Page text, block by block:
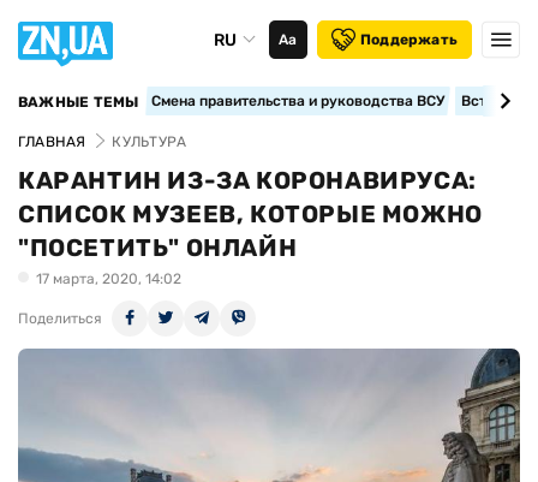
RU Аа Поддержать
ВАЖНЫЕ ТЕМЫ Смена правительства и руководства ВСУ
ГЛАВНАЯ КУЛЬТУРА
КАРАНТИН ИЗ-ЗА КОРОНАВИРУСА:
СПИСОК МУЗЕЕВ, КОТОРЫЕ МОЖНО
"ПОСЕТИТЬ" ОНЛАЙН
17 марта, 2020, 14:02
Поделиться